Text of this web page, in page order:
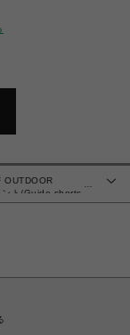
OUTDOOR
ント/Guide shorts